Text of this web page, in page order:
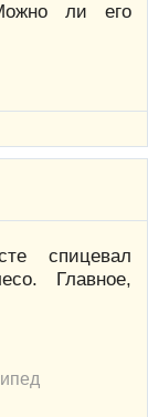
ли его
спицевал
Главное,